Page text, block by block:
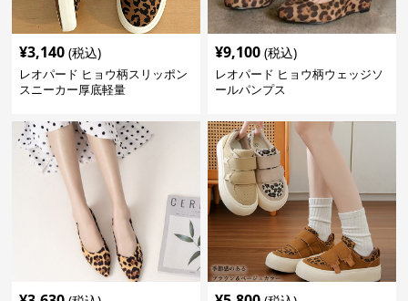
¥3,140 (税込)
レオパード ヒョウ柄スリッポン
スニーカー厚底軽量
¥9,100 (税込)
レオパード ヒョウ柄ウェッジソ
ールパンプス